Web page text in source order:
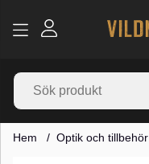
Hem Optik och tillbehör